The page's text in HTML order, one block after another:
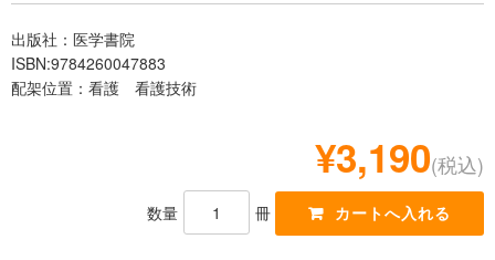
出版社：医学書院
ISBN:9784260047883
配架位置：看護 看護技術
¥3,190(税込)
数量 冊